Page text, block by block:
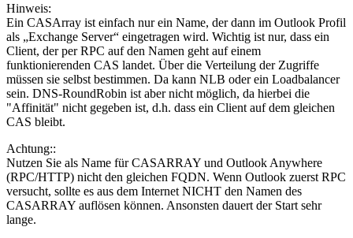
Hinweis:
Ein CASArray ist einfach nur ein Name, der dann im Outlook Profil
als „Exchange Server“ eingetragen wird. Wichtig ist nur, dass ein
Client, der per RPC auf den Namen geht auf einem
funktionierenden CAS landet. Über die Verteilung der Zugriffe
müssen sie selbst bestimmen. Da kann NLB oder ein Loadbalancer
sein. DNS-RoundRobin ist aber nicht möglich, da hierbei die
"Affinität" nicht gegeben ist, d.h. dass ein Client auf dem gleichen
CAS bleibt.
Achtung::
Nutzen Sie als Name für CASARRAY und Outlook Anywhere
(RPC/HTTP) nicht den gleichen FQDN. Wenn Outlook zuerst RPC
versucht, sollte es aus dem Internet NICHT den Namen des
CASARRAY auflösen können. Ansonsten dauert der Start sehr
lange.